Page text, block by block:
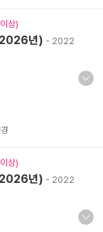
상)
년) - 2022
상)
년) - 2022